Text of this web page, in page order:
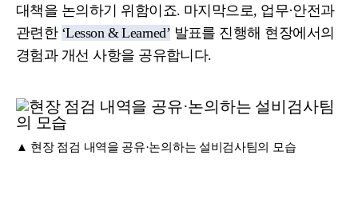
대책을 논의하기 위함이죠. 마지막으로, 업무·안전과
관련한 ‘Lesson & Learned’ 발표를 진행해 현장에서의
경험과 개선 사항을 공유합니다.
▲ 현장 점검 내역을 공유·논의하는 설비검사팀의 모습